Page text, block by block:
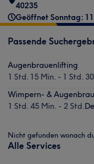
40235
Geöffnet Sonntag:
Passende
Augenbrauenlifting
1 Std. 15 Min. - 1 Std.
Wimpern- &
1 Std. 45 Min. - 2 Std.
Nicht gefunden wonach
Alle Services